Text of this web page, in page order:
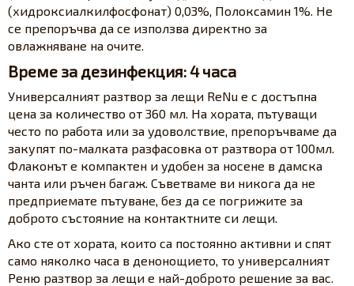
(хидроксиалкилфосфонат) 0,03%, Полоксамин 1%. Не
се препоръчва да се използва директно за
овлажняване на очите.
Време за дезинфекция: 4 часа
Универсалният разтвор за лещи ReNu е с достъпна
цена за количество от 360 мл. На хората, пътуващи
често по работа или за удоволствие, препоръчваме да
закупят по-малката разфасовка от разтвора от 100мл.
Флаконът е компактен и удобен за носене в дамска
чанта или ръчен багаж. Съветваме ви никога да не
предприемате пътуване, без да се погрижите за
доброто състояние на контактните си лещи.
Ако сте от хората, които са постоянно активни и спят
само няколко часа в денонощието, то универсалният
Реню разтвор за лещи е най-доброто решение за вас.